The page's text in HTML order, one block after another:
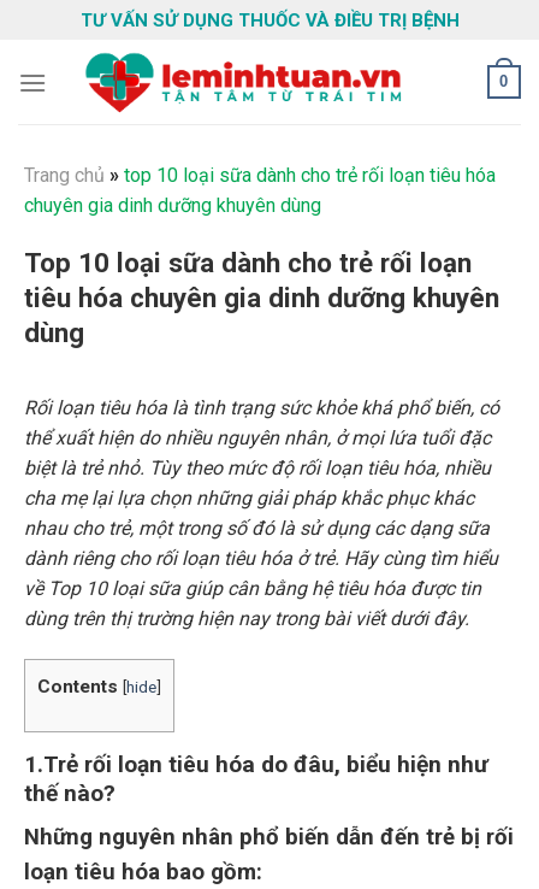
content
TƯ VẤN SỬ DỤNG THUỐC VÀ ĐIỀU TRỊ BỆNH
0
Trang chủ » top 10 loại sữa dành cho trẻ rối loạn tiêu hóa
chuyên gia dinh dưỡng khuyên dùng
Top 10 loại sữa dành cho trẻ rối loạn
tiêu hóa chuyên gia dinh dưỡng khuyên
dùng
Rối loạn tiêu hóa là tình trạng sức khỏe khá phổ biến, có
thể xuất hiện do nhiều nguyên nhân, ở mọi lứa tuổi đặc
biệt là trẻ nhỏ. Tùy theo mức độ rối loạn tiêu hóa, nhiều
cha mẹ lại lựa chọn những giải pháp khắc phục khác
nhau cho trẻ, một trong số đó là sử dụng các dạng sữa
dành riêng cho rối loạn tiêu hóa ở trẻ. Hãy cùng tìm hiểu
về Top 10 loại sữa giúp cân bằng hệ tiêu hóa được tin
dùng trên thị trường hiện nay trong bài viết dưới đây.
Contents [hide]
1.Trẻ rối loạn tiêu hóa do đâu, biểu hiện như
thế nào?
Những nguyên nhân phổ biến dẫn đến trẻ bị rối
loạn tiêu hóa bao gồm: